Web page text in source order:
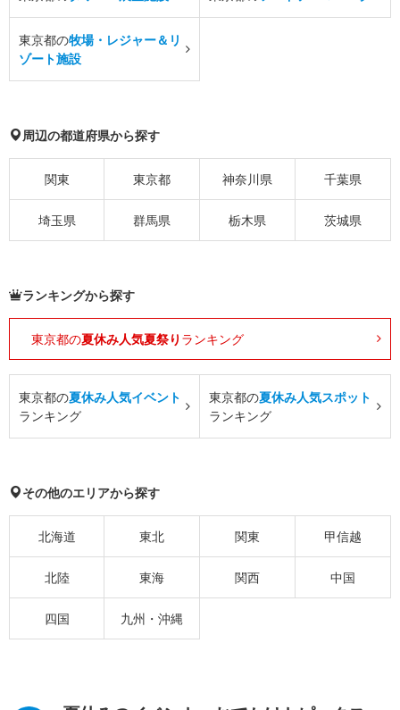
東京都の牧場・レジャー＆リ
ゾート施設
周辺の都道府県から探す
関東 東京都 神奈川県 千葉県
埼玉県 群馬県 栃木県 茨城県
ランキングから探す
東京都の夏休み人気夏祭り ランキング
東京都の夏休み人気イベント
ランキング
東京都の夏休み人気スポット
ランキング
その他のエリアから探す
北海道 東北 関東 甲信越
北陸 東海 関西 中国
四国 九州・沖縄